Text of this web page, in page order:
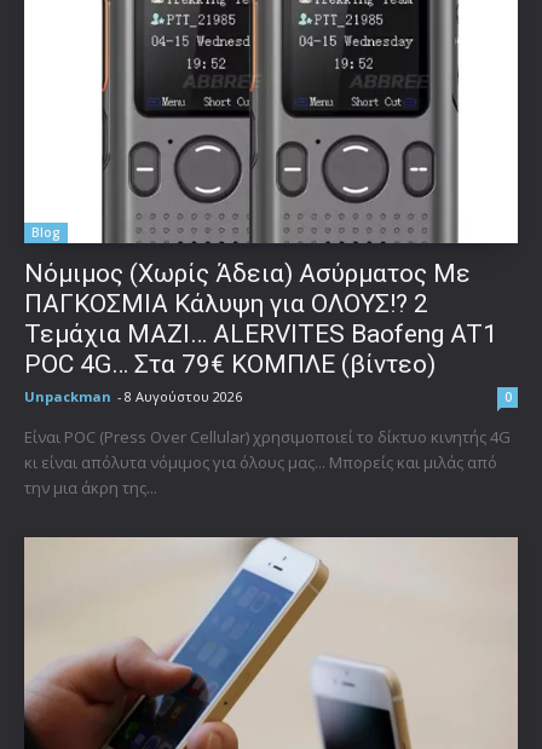
Blog
Νόμιμος (Χωρίς Άδεια) Ασύρματος Με
ΠΑΓΚΟΣΜΙΑ Κάλυψη για ΟΛΟΥΣ!? 2
Τεμάχια ΜΑΖΙ… ALERVITES Baofeng AT1
POC 4G… Στα 79€ ΚΟΜΠΛΕ (βίντεο)
Unpackman - 8 Αυγούστου 2026 0
Είναι POC (Press Over Cellular) χρησιμοποιεί το δίκτυο κινητής 4G
κι είναι απόλυτα νόμιμος για όλους μας... Μπορείς και μιλάς από
την μια άκρη της...